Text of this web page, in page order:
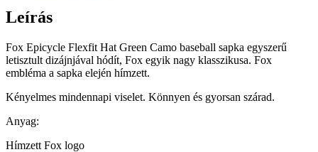
Leírás
Fox Epicycle Flexfit Hat Green Camo baseball sapka egyszerű
letisztult dizájnjával hódít, Fox egyik nagy klasszikusa. Fox
embléma a sapka elején hímzett.
Kényelmes mindennapi viselet. Könnyen és gyorsan szárad.
Anyag:
Hímzett Fox logo